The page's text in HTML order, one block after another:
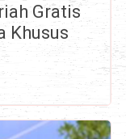
Gratis
Khusus